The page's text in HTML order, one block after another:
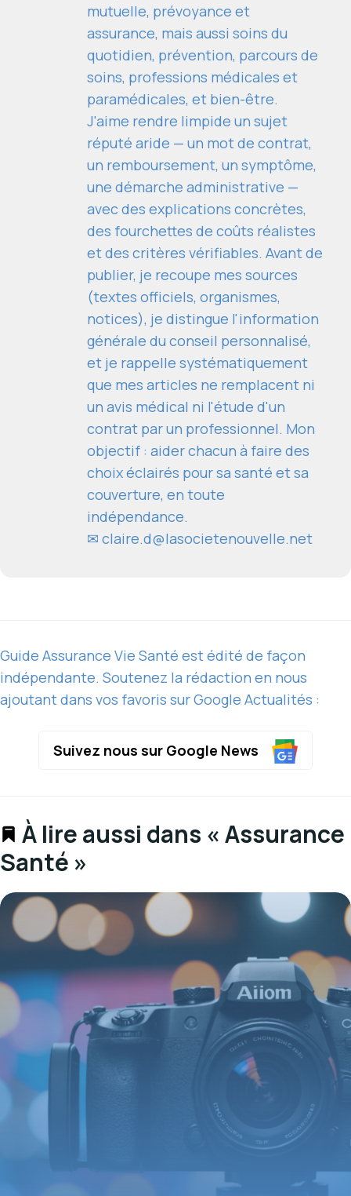
mutuelle, prévoyance et
assurance, mais aussi soins du
quotidien, prévention, parcours de
soins, professions médicales et
paramédicales, et bien-être.
J'aime rendre limpide un sujet
réputé aride — un mot de contrat,
un remboursement, un symptôme,
une démarche administrative —
avec des explications concrètes,
des fourchettes de coûts réalistes
et des critères vérifiables. Avant de
publier, je recoupe mes sources
(textes officiels, organismes,
notices), je distingue l'information
générale du conseil personnalisé,
et je rappelle systématiquement
que mes articles ne remplacent ni
un avis médical ni l'étude d'un
contrat par un professionnel. Mon
objectif : aider chacun à faire des
choix éclairés pour sa santé et sa
couverture, en toute
indépendance.
✉ claire.d@lasocietenouvelle.net
Guide Assurance Vie Santé est édité de façon
indépendante. Soutenez la rédaction en nous
ajoutant dans vos favoris sur Google Actualités :
Suivez nous sur Google News
À lire aussi dans « Assurance
Santé »